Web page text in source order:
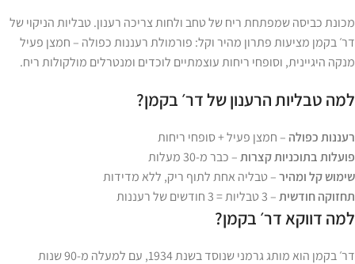
מכונת כביסה שמפתחת ריח של טחב ולחות צריכה רענון. טבליות הניקוי של
דר׳ בקמן מציעות פתרון מהיר וקל: פורמולת רעננות כפולה – חמצן פעיל
מנקה היגיינית, וסופחי ריחות עוצמתיים לוכדים ומנטרלים מולקולות ריח.
למה טבליות הרענון של דר׳ בקמן?
רעננות כפולה – חמצן פעיל + סופחי ריחות
פועלות בתוכניות קצרות– כבר מ-30 מעלות
שימוש קל ומהיר– טבליה אחת לתוף ריק, ללא מדידות
תחזוקה חודשית– 3 טבליות = 3 חודשים של רעננות
למה דווקא דר׳ בקמן?
דר׳ בקמן הוא מותג גרמני שנוסד בשנת 1934, עם למעלה מ-90 שנות